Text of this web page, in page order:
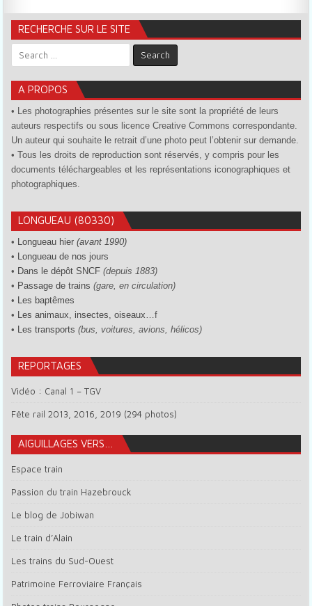
RECHERCHE SUR LE SITE
Search for:
A PROPOS
• Les photographies présentes sur le site sont la propriété de leurs
auteurs respectifs ou sous licence Creative Commons correspondante.
Un auteur qui souhaite le retrait d’une photo peut l’obtenir sur demande.
• Tous les droits de reproduction sont réservés, y compris pour les
documents téléchargeables et les représentations iconographiques et
photographiques.
LONGUEAU (80330)
• Longueau hier (avant 1990)
• Longueau de nos jours
• Dans le dépôt SNCF (depuis 1883)
• Passage de trains (gare, en circulation)
• Les baptêmes
• Les animaux, insectes, oiseaux…f
• Les transports (bus, voitures, avions, hélicos)
REPORTAGES
Vidéo : Canal 1 – TGV
Fête rail 2013, 2016, 2019 (294 photos)
AIGUILLAGES VERS…
Espace train
Passion du train Hazebrouck
Le blog de Jobiwan
Le train d’Alain
Les trains du Sud-Ouest
Patrimoine Ferroviaire Français